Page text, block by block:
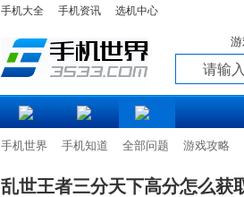
手机大全 手机资讯 选机中心
手机世界 手机知道 全部问题 游戏攻略
乱世王者三分天下高分怎么获